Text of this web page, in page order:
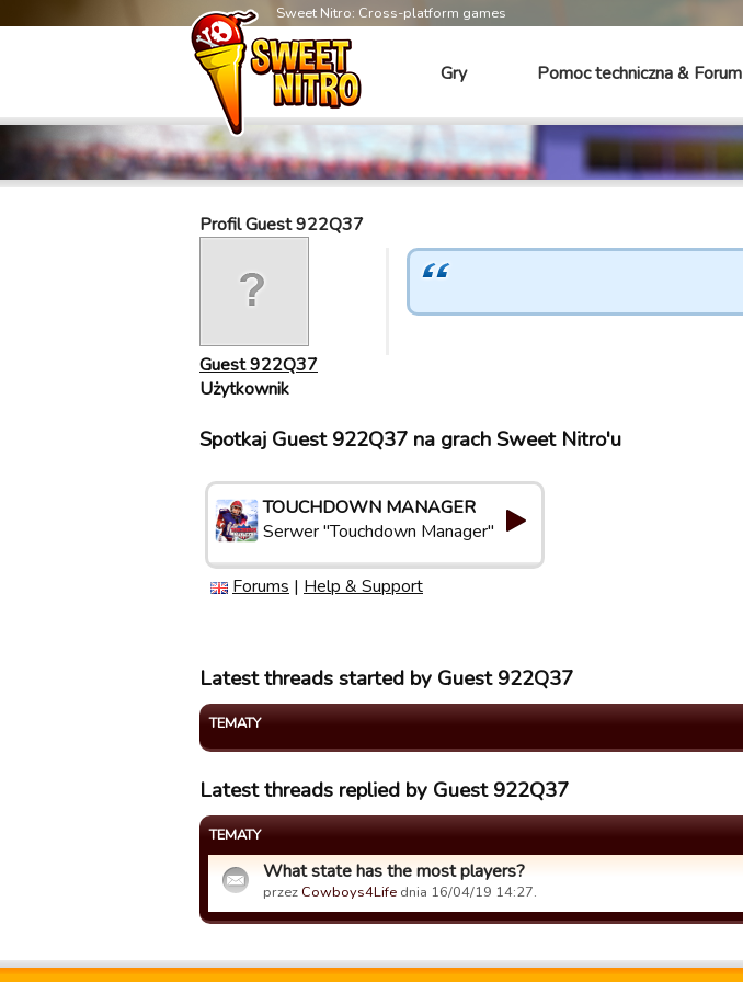
Sweet Nitro: Cross-platform games
Gry Pomoc techniczna & Forum
Profil Guest 922Q37
Guest 922Q37
Użytkownik
Spotkaj Guest 922Q37 na grach Sweet Nitro'u
TOUCHDOWN MANAGER
Serwer "Touchdown Manager"
Forums | Help & Support
Latest threads started by Guest 922Q37
TEMATY
Latest threads replied by Guest 922Q37
TEMATY
What state has the most players?
przez Cowboys4Life dnia 16/04/19 14:27.